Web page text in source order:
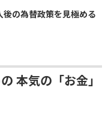
後の為替政策を見極める
本気の「お金」